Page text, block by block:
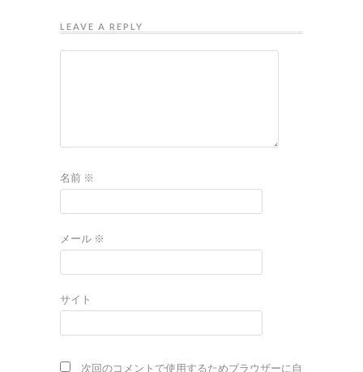
LEAVE A REPLY
名前 ※
メール ※
サイト
次回のコメントで使用するためブラウザーに自